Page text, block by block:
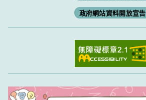
政府網站資料開放宣告